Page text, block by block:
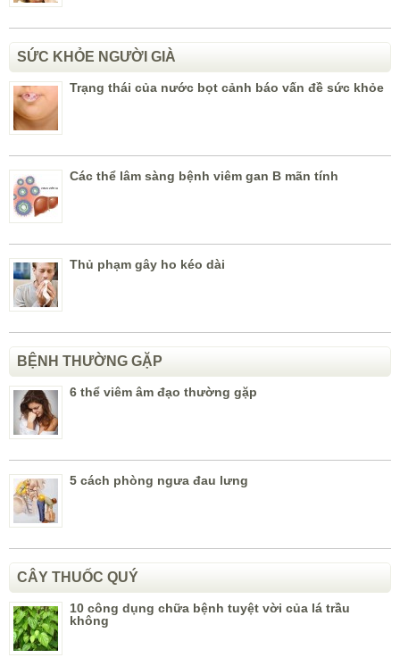
SỨC KHỎE NGƯỜI GIÀ
Trạng thái của nước bọt cảnh báo vấn đề sức khỏe
Các thể lâm sàng bệnh viêm gan B mãn tính
Thủ phạm gây ho kéo dài
BỆNH THƯỜNG GẶP
6 thể viêm âm đạo thường gặp
5 cách phòng ngưa đau lưng
CÂY THUỐC QUÝ
10 công dụng chữa bệnh tuyệt vời của lá trầu
không